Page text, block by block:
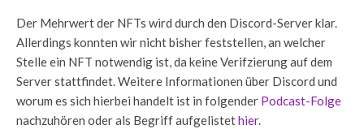
Der Mehrwert der NFTs wird durch den Discord-Server klar.
Allerdings konnten wir nicht bisher feststellen, an welcher
Stelle ein NFT notwendig ist, da keine Verifzierung auf dem
Server stattfindet. Weitere Informationen über Discord und
worum es sich hierbei handelt ist in folgender Podcast-Folge
nachzuhören oder als Begriff aufgelistethier.